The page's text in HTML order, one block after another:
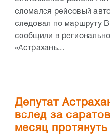
сломался рейсовый
следовал по маршруту
сообщили в
«Астрахань...
Депутат
вслед за
месяц протянуть